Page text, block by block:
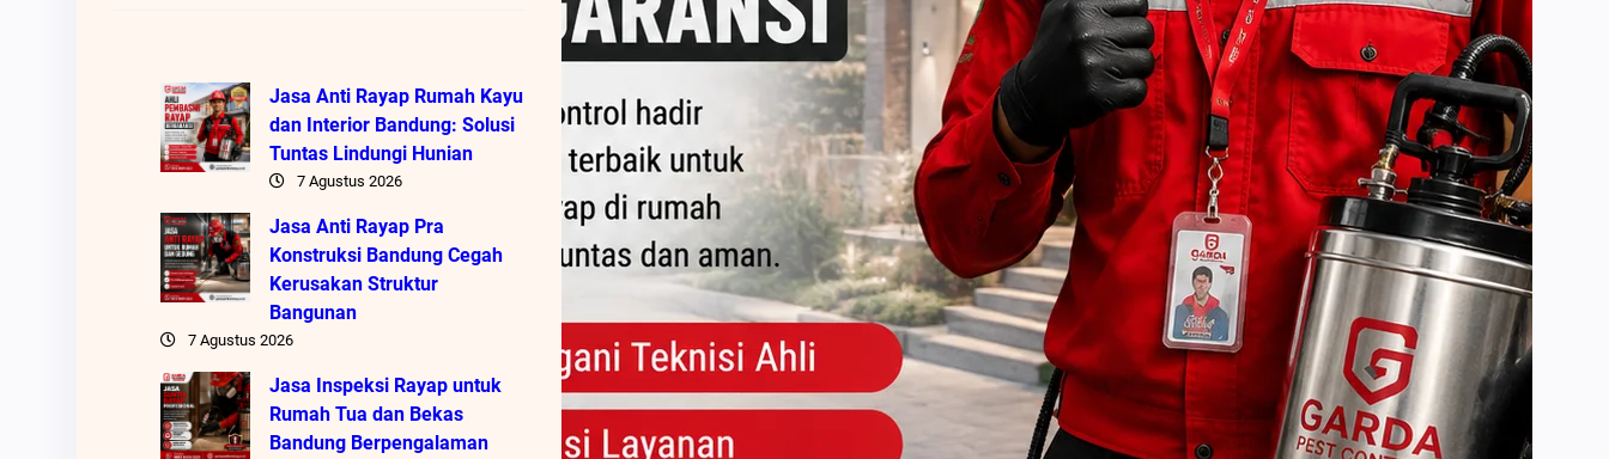
Jasa Anti Rayap Rumah Kayu
dan Interior Bandung: Solusi
Tuntas Lindungi Hunian
7 Agustus 2026
Jasa Anti Rayap Pra
Konstruksi Bandung Cegah
Kerusakan Struktur
Bangunan
7 Agustus 2026
Jasa Inspeksi Rayap untuk
Rumah Tua dan Bekas
Bandung Berpengalaman